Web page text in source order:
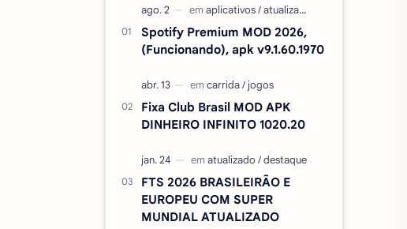
Spotify Premium MOD 2026,
(Funcionando), apk v9.1.60.1970
Fixa Club Brasil MOD APK
DINHEIRO INFINITO 1020.20
FTS 2026 BRASILEIRÃO E
EUROPEU COM SUPER
MUNDIAL ATUALIZADO